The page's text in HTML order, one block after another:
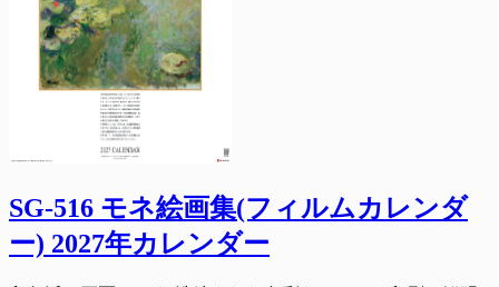
SG-516 モネ絵画集(フィルムカレンダ
ー) 2027年カレンダー